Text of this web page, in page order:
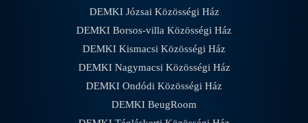
DEMKI Józsai Közösségi Ház
DEMKI Borsos-villa Közösségi Ház
DEMKI Kismacsi Közösségi Ház
DEMKI Nagymacsi Közösségi Ház
DEMKI Ondódi Közösségi Ház
DEMKI BeugRoom